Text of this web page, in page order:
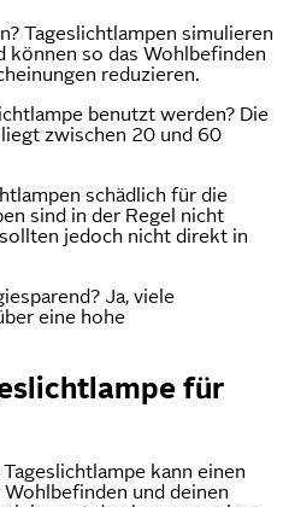
Tageslichtlampen simulieren
können so das Wohlbefinden
reduzieren.
benutzt werden? Die
zwischen 20 und 60
schädlich für die
sind in der Regel nicht
jedoch nicht direkt in
Ja, viele
eine hohe
für
kann einen
und deinen